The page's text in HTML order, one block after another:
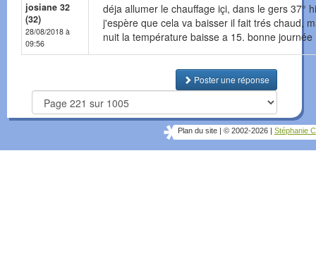
josiane 32
(32)
28/08/2018 à
09:56
déja allumer le chauffage içi, dans le gers 37°
j'espère que cela va baisser il fait trés chaud,
nuit la température baisse a 15. bonne journée
Poster une réponse
Plan du site © 2002-2026 Stéphanie C